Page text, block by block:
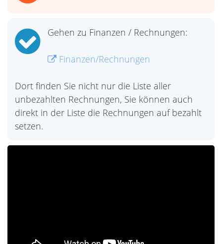
Gehen zu Finanzen / Rechnungen:
Finanzen/Rechnungen
Dort finden Sie nicht nur die Liste aller
unbezahlten Rechnungen, Sie können auch
direkt in der Liste die Rechnungen auf bezahlt
setzen.